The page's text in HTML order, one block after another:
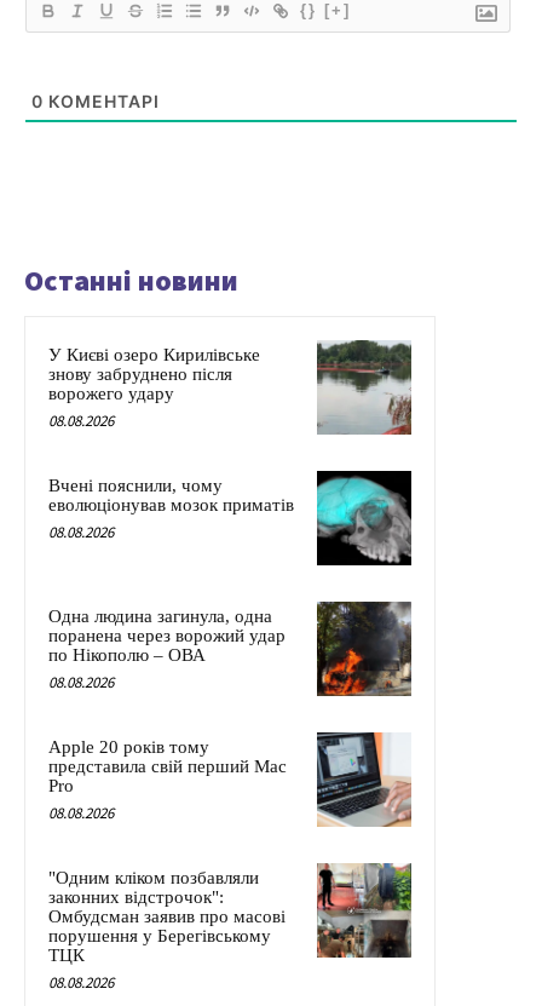
{} [+]
0 КОМЕНТАРІ
Останні новини
У Києві озеро Кирилівське
знову забруднено після
ворожего удару
08.08.2026
Вчені пояснили, чому
еволюціонував мозок приматів
08.08.2026
Одна людина загинула, одна
поранена через ворожий удар
по Нікополю – ОВА
08.08.2026
Apple 20 років тому
представила свій перший Mac
Pro
08.08.2026
"Одним кліком позбавляли
законних відстрочок":
Омбудсман заявив про масові
порушення у Берегівському
ТЦК
08.08.2026